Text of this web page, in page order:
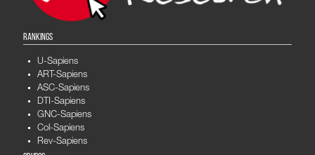
RANKINGS
U-Sapiens
ART-Sapiens
ASC-Sapiens
DTI-Sapiens
GNC-Sapiens
Col-Sapiens
Rev-Sapiens